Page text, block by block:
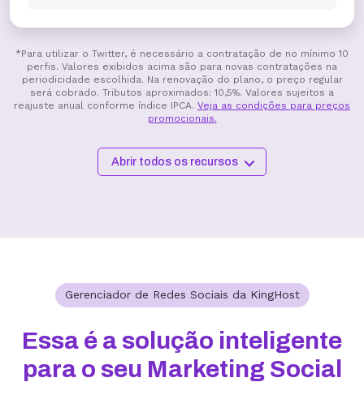
*Para utilizar o Twitter, é necessário a contratação de no mínimo 10
perfis. Valores exibidos acima são para novas contratações na
periodicidade escolhida. Na renovação do plano, o preço regular
será cobrado. Tributos aproximados: 10,5%. Valores sujeitos a
reajuste anual conforme índice IPCA. Veja as condições para preços
promocionais.
Abrir todos os recursos
Gerenciador de Redes Sociais da KingHost
Essa é a solução inteligente
para o seu Marketing Social